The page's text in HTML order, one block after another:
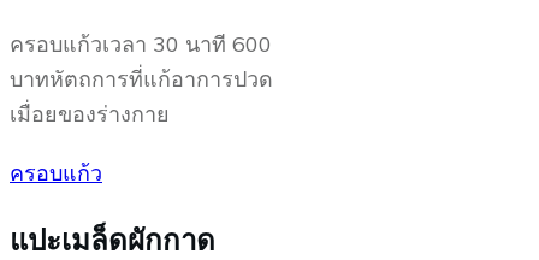
ครอบแก้วเวลา 30 นาที 600
บาทหัตถการที่แก้อาการปวด
เมื่อยของร่างกาย
ครอบแก้ว
แปะเมล็ดผักกาด